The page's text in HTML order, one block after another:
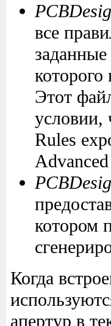
все
Этот
условии,
Rules
котором
Когда
апертур в